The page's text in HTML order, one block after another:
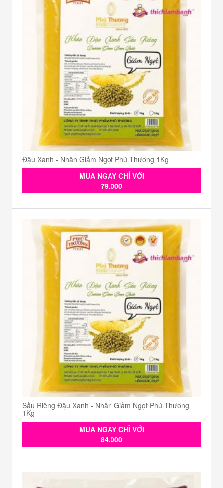
Đậu Xanh - Nhân Giảm Ngọt Phú Thương 1Kg
MUA NGAY CHỈ VỚI
79.000
Sầu Riêng Đậu Xanh - Nhân Giảm Ngọt Phú Thương
1Kg
MUA NGAY CHỈ VỚI
84.000